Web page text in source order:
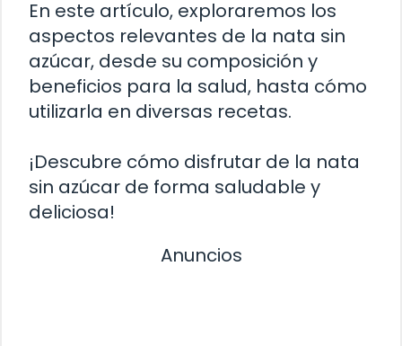
En este artículo, exploraremos los
aspectos relevantes de la nata sin
azúcar, desde su composición y
beneficios para la salud, hasta cómo
utilizarla en diversas recetas.
¡Descubre cómo disfrutar de la nata
sin azúcar de forma saludable y
deliciosa!
Anuncios